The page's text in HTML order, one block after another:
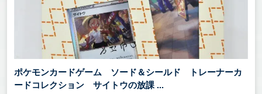
ポケモンカードゲーム ソード＆シールド トレーナーカ
ードコレクション サイトウの放課 ...